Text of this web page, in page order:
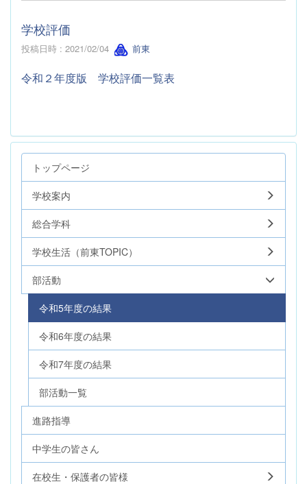
学校評価
投稿日時 : 2021/02/04 前東
令和２年度版 学校評価一覧表
トップページ
学校案内
総合学科
学校生活（前東TOPIC）
部活動
令和5年度の結果
令和6年度の結果
令和7年度の結果
部活動一覧
進路指導
中学生の皆さん
在校生・保護者の皆様